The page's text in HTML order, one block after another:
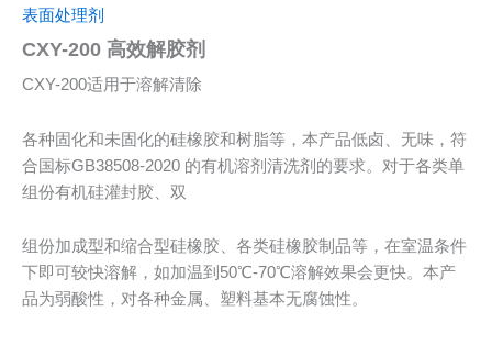
表面处理剂
CXY-200 高效解胶剂
CXY-200适用于溶解清除
各种固化和未固化的硅橡胶和树脂等，本产品低卤、无味，符
合国标GB38508-2020 的有机溶剂清洗剂的要求。对于各类单
组份有机硅灌封胶、双
组份加成型和缩合型硅橡胶、各类硅橡胶制品等，在室温条件
下即可较快溶解，如加温到50℃-70℃溶解效果会更快。本产
品为弱酸性，对各种金属、塑料基本无腐蚀性。